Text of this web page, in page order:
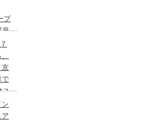
プ
泉
京
で
ユ
寺
ン
ア